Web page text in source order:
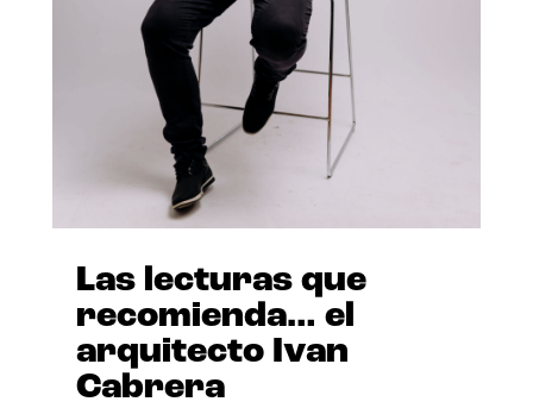
Las lecturas que
recomienda… el
arquitecto Ivan
Cabrera